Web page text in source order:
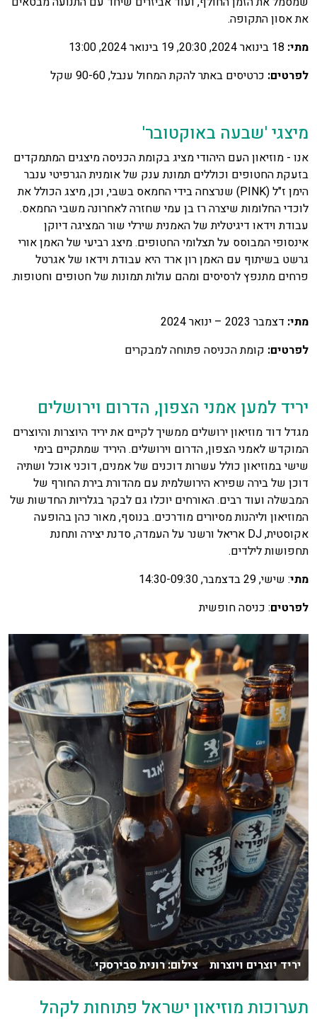
את אסון התקופה.
מתי:
לפרטים: כרטיסים באתר להקת המחול ענבל, 90-60 שקל
מיצגי 'שבעה באוקטובר'
אנו - מוזיאון העם היהודי מציג בקומת הכניסה מיצגים המתמקדים
בזעקת החטופים וכוללים תמונת ענק של אומנית הגרפיטי ענבר
הימן ז"ל (PINK) שנרצחה בידי החמאס בשבי, וכן, מיצג הכולל את
לוכדי החלומות שיצרה רז בן עמי שחזרה לאחרונה משבי החמאס.
עבודת וידאו דיגיטלית של האמנית שירלי שור המציגה דיוקן
אינסופי המבוסס על תצלומי החטופים. מיצג רביעי של האמן אורי
גרשט בשיתוף עם האמן רון ארד היא עבודת וידאו של אגרטל
פרחים מתנפץ לרסיסים ומהם עולות תמונות של חטופים וחטופות.
מתי: דצמבר 2023 – ינואר 2024
לפרטים: קומת הכניסה פתוחה למבקרים
יריד למען אמני הצפון, הדרום וירושלים
מגדל דוד מוזיאון ירושלים ממשיך לקיים את יריד היוצרות והיוצרים
המוקדש לאמני הצפון, הדרום וירושלים. היריד שמתקיים בימי
שישי במוזיאון כולל עשרות דוכנים של אמנים, דוכני אוכל ושתיה
דוכן של בירה שפירא הירושלמית עם מהדורת בירת החורף של
המבשלה ועוד רבים. האורחים יוכלו גם לבקר בגלריות החדשות של
המוזיאון וליהנות מסיורים מודרכים. בנוסף, מאור כהן בהופעה
אקוסטית, DJ אריאל ורשנר על העמדה, סדנת יצירה ותחנת
תחפושות לילדים.
מתי: שישי, 29 בדצמבר, 14:30-09:30
לפרטים: כניסה חופשית
יריד יוצרים ויוצרות צילום: רונית סבירסקי
תערוכות מוזיאון ישראל פתוחות לקהל